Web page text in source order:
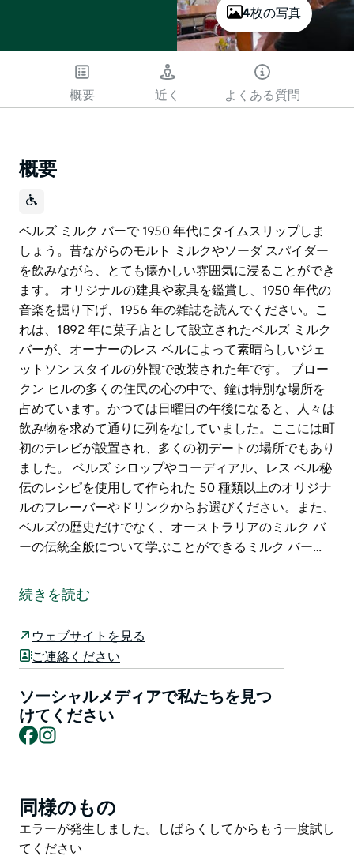
4枚の写真
概要 近く よくある質問
概要
ベルズ ミルク バーで 1950 年代にタイムスリップしま
しょう。昔ながらのモルト ミルクやソーダ スパイダー
を飲みながら、とても懐かしい雰囲気に浸ることができ
ます。 オリジナルの建具や家具を鑑賞し、1950 年代の
音楽を掘り下げ、1956 年の雑誌を読んでください。こ
れは、1892 年に菓子店として設立されたベルズ ミルク
バーが、オーナーのレス ベルによって素晴らしいジェ
ットソン スタイルの外観で改装された年です。 ブロー
クン ヒルの多くの住民の心の中で、鐘は特別な場所を
占めています。かつては日曜日の午後になると、人々は
飲み物を求めて通りに列をなしていました。ここには町
初のテレビが設置され、多くの初デートの場所でもあり
ました。 ベルズ シロップやコーディアル、レス ベル秘
伝のレシピを使用して作られた 50 種類以上のオリジナ
ルのフレーバーやドリンクからお選びください。また、
ベルズの歴史だけでなく、オーストラリアのミルク バ
ーの伝統全般について学ぶことができるミルク バー…
しょう。昔ながらのモルト ミルクやソーダ スパイダー
を飲みながら、とても懐かしい雰囲気に浸ることができ
オリジナルの建具や家具を鑑賞し、1950 年代の音楽を
1892 年に菓子店として設立されたベルズ ミルク バー
が、オーナーのレス ベルによって素晴らしいジェット
ソン スタイルの外観で改装された年です。
人々は飲み物を求めて通りに列をなしていました。ここ
には町初のテレビが設置され、多くの初デートの場所で
もありました。
続きを読む
ウェブサイトを見る
ご連絡ください
ソーシャルメディアで私たちを見つ
けてください
Facebook
Product
List
同様のもの
Product
List
エラーが発生しました。しばらくしてからもう一度試し
てください